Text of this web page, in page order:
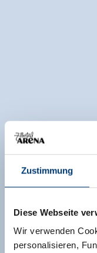
Zustimmung
Diese Webseite
Wir verwenden
personalisieren,